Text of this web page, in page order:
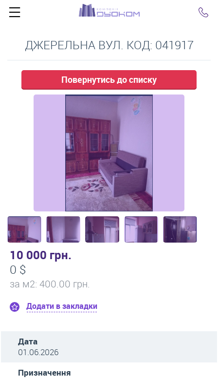
ДЖЕРЕЛЬНА ВУЛ. КОД: 041917
Повернутись до списку
10 000 грн.
0 $
за м2: 400.00 грн.
Додати в закладки
Дата
01.06.2026
Призначення